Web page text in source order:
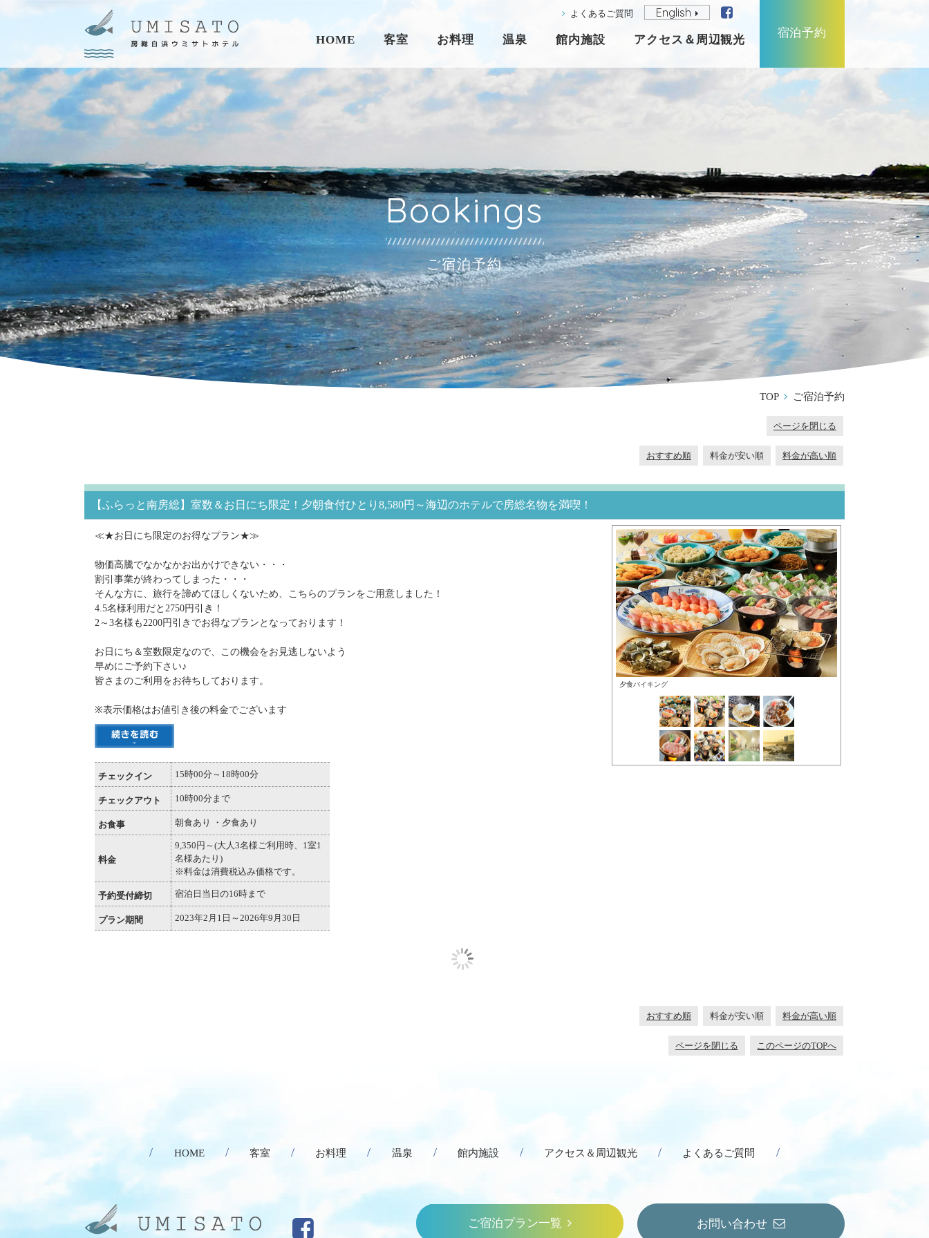
HOME 客室 お料理 温泉 館内施設 アクセス＆周辺観光
宿泊予約
よくあるご質問 English
Bookings
ご宿泊予約
TOP ご宿泊予約
ページを閉じる
料金が高い順
料金が安い順
おすすめ順
【ふらっと南房総】室数＆お日にち限定！夕朝食付ひとり8,580円～海辺のホテルで房総名物を満喫！
≪★お日にち限定のお得なプラン★≫
物価高騰でなかなかお出かけできない・・・
割引事業が終わってしまった・・・
そんな方に、旅行を諦めてほしくないため、こちらのプランをご用意しました！
4.5名様利用だと2750円引き！
2～3名様も2200円引きでお得なプランとなっております！
お日にち＆室数限定なので、この機会をお見逃しないよう
早めにご予約下さい♪
皆さまのご利用をお待ちしております。
※表示価格はお値引き後の料金でございます
チェックイン 15時00分～18時00分
チェックアウト 10時00分まで
お食事 朝食あり ・夕食あり
料金
9,350円～(大人3名様ご利用時、1室1
名様あたり)
※料金は消費税込み価格です。
予約受付締切 宿泊日当日の16時まで
プラン期間 2023年2月1日～2026年9月30日
夕食バイキング
料金が高い順
料金が安い順
おすすめ順
このページのTOPへ
ページを閉じる
HOME 客室 お料理 温泉 館内施設 アクセス＆周辺観光 よくあるご質問
ご宿泊プラン一覧 お問い合わせ